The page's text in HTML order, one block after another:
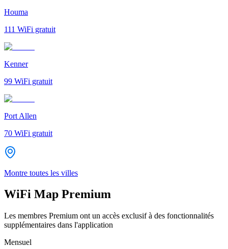
Houma
111 WiFi gratuit
Kenner
99 WiFi gratuit
Port Allen
70 WiFi gratuit
Montre toutes les villes
WiFi Map Premium
Les membres Premium ont un accès exclusif à des fonctionnalités
supplémentaires dans l'application
Mensuel